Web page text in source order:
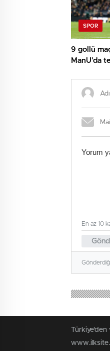
SPOR
9 gollü
ManU’da
En az 10
Türkiye'den